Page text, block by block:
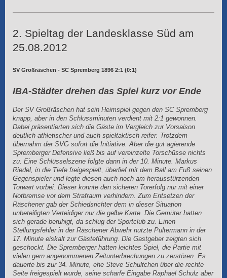
2. Spieltag der Landesklasse Süd am
25.08.2012
SV Großräschen - SC Spremberg 1896 2:1 (0:1)
IBA-Städter drehen das Spiel kurz vor Ende
Der SV Großräschen hat sein Heimspiel gegen den SC Spremberg
knapp, aber in den Schlussminuten verdient mit 2:1 gewonnen.
Dabei präsentierten sich die Gäste im Vergleich zur Vorsaison
deutlich athletischer und auch spieltaktisch reifer. Trotzdem
übernahm der SVG sofort die Initiative. Aber die gut agierende
Spremberger Defensive ließ bis auf vereinzelte Torschüsse nichts
zu. Eine Schlüsselszene folgte dann in der 10. Minute. Markus
Riedel, in die Tiefe freigespielt, überlief mit dem Ball am Fuß seinen
Gegenspieler und legte diesen auch noch am herausstürzenden
Torwart vorbei. Dieser konnte den sicheren Torerfolg nur mit einer
Notbremse vor dem Strafraum verhindern. Zum Entsetzen der
Räschener gab der Schiedsrichter dem in dieser Situation
unbeteiligten Verteidiger nur die gelbe Karte. Die Gemüter hatten
sich gerade beruhigt, da schlug der Sportclub zu. Einen
Stellungsfehler in der Räschener Abwehr nutzte Pultermann in der
17. Minute eiskalt zur Gästeführung. Die Gastgeber zeigten sich
geschockt. Die Spremberger hatten leichtes Spiel, die Partie mit
vielen gern angenommenen Zeitunterbrechungen zu zerstören. Es
dauerte bis zur 34. Minute, ehe Steve Schultchen über die rechte
Seite freigespielt wurde, seine scharfe Eingabe Raphael Schulz aber